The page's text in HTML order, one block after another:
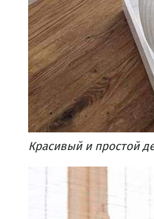
Красивый и простой